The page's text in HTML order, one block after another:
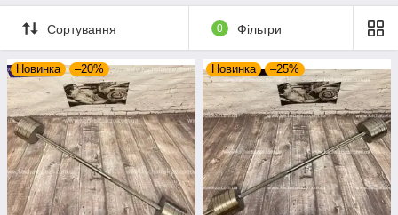
W-подібна штанга + Гантелі на 25 мм
Комплект 2 штанги + Гантелі на 25 мм
Штанги металеві олімпійські Україна
Штанги металеві Sport
Повернутисядо всіх варіантів штанг
Сортування 0 Фільтри
Новинка –20% Новинка –25%